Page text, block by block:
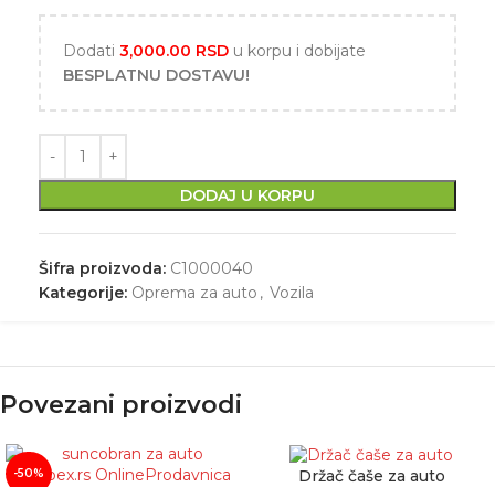
Dodati 3,000.00 RSD u korpu i dobijate
BESPLATNU DOSTAVU!
DODAJ U KORPU
Šifra proizvoda: C1000040
Kategorije: Oprema za auto , Vozila
Povezani proizvodi
-50% Držač čaše za auto